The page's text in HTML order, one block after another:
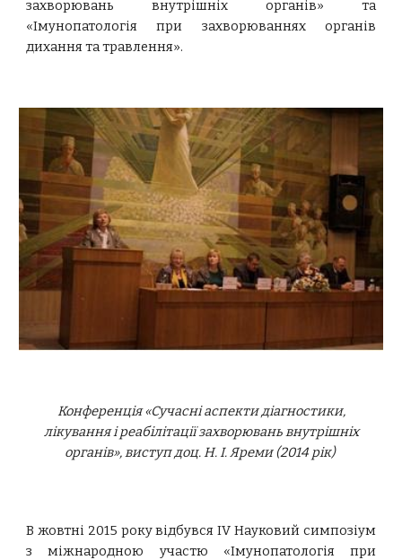
захворювань внутрішніх органів» та
«Імунопатологія при захворюваннях органів
дихання та травлення».
Конференція «Сучасні аспекти діагностики,
лікування і реабілітації захворювань внутрішніх
органів», виступ доц. Н. І. Яреми (2014 рік)
В жовтні 2015 року відбувся IV Науковий симпозіум
з міжнародною участю «Імунопатологія при